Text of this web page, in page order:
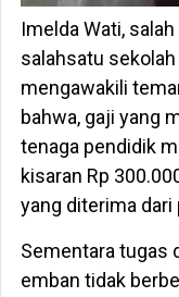
Imelda Wati,
salahsatu
mengawakili
bahwa, gaji yang
tenaga pendidik
kisaran Rp
yang diterima
Sementara tugas
emban tidak